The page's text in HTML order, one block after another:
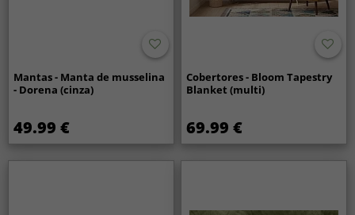
Mantas - Manta de musselina
- Dorena (cinza)
49.99 €
Cobertores - Bloom Tapestry
Blanket (multi)
69.99 €